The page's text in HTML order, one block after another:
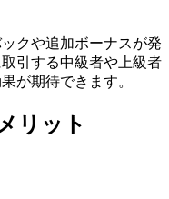
クや追加ボーナスが発
引する中級者や上級者
が期待できます。
リット